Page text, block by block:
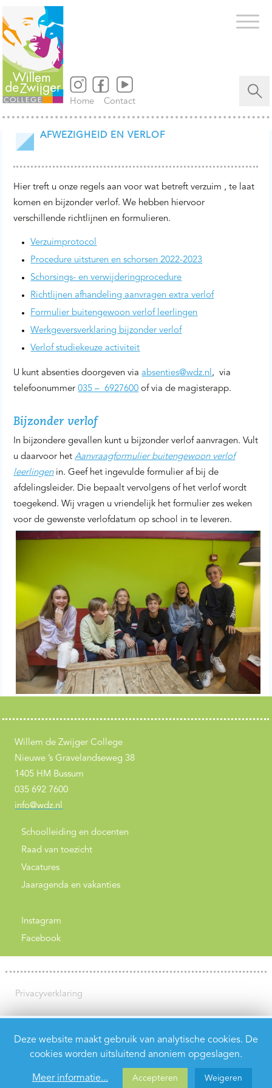
Home Contact
naar...
AFWEZIGHEID EN VERLOF
Hier treft u onze regels aan voor wat betreft verzuim , te laat
komen en bijzonder verlof. We hebben hiervoor
verschillende richtlijnen en formulieren.
Verzuimprotocol
Procedure uitsturen en schorsen 2022-2023
Schorsings- en verwijderingprocedure
Richtlijnen afhandeling aanvragen extra verlof
Formulier buitengewoon verlof leerlingen
Werkgeversverklaring bijzonder verlof
Verlof studiekeuze activiteit
U kunt absenties doorgeven viaabsenties@wdz.nl, via
telefoonummer035 – 6927600 of via de magisterapp.
Bijzonder verlof
In bijzondere gevallen kunt u bijzonder verlof aanvragen. Vult
u daarvoor hetAanvraagformulier buitengewoon verlof
leerlingenin. Geef het ingevulde formulier af bij de
afdelingsleider. Die bepaalt vervolgens of het verlof wordt
toegekend. Wij vragen u vriendelijk het formulier zes weken
voor de gewenste verlofdatum op school in te leveren.
Willem de Zwijger College
Nieuwe ’s Gravelandseweg 38
1405 HM Bussum
035 692 7600
info@wdz.nl
Schoolleiding en docenten
Raad van toezicht
Vacatures
Jaaragenda en vakanties
Instagram
Facebook
Privacyverklaring
©2020 All rightsreservedWillem de Zwijger College Bussum
Deze website maakt gebruik van analytische cookies. De
cookies worden uitsluitend anoniem opgeslagen.
Meer informatie... Accepteren Weigeren